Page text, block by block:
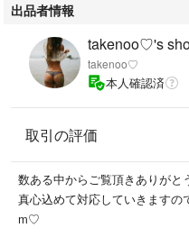
出品者情報
takenoo♡'s
takenoo♡
本人確認済
取引の評価
数ある中からご覧頂きありが
真心込めて対応していきますの
m♡